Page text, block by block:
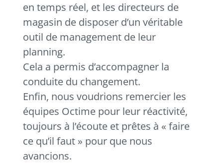
en temps réel, et les directeurs de
magasin de disposer d’un véritable
outil de management de leur
planning.
Cela a permis d’accompagner la
conduite du changement.
Enfin, nous voudrions remercier les
équipes Octime pour leur réactivité,
toujours à l’écoute et prêtes à « faire
ce qu’il faut » pour que nous
avancions.